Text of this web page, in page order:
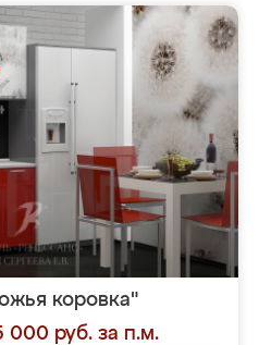
коровка"
000 руб. за п.м.